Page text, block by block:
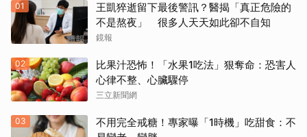
01
王凱猝逝留下最後警訊？醫揭「真正危險的
不是熬夜」 很多人天天如此卻不自知
鏡報
02
比果汁恐怖！「水果1吃法」狠奪命：恐害人
心律不整、心臟驟停
三立新聞網
03
不用完全戒糖！專家曝「1時機」吃甜食：不